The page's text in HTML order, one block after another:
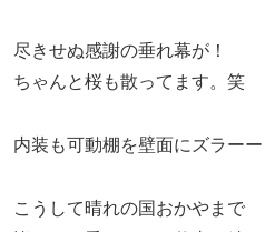
尽きせぬ感謝の垂れ幕が！
ちゃんと桜も散ってます。笑
内装も可動棚を壁面にズラーー
こうして晴れの国おかやまで